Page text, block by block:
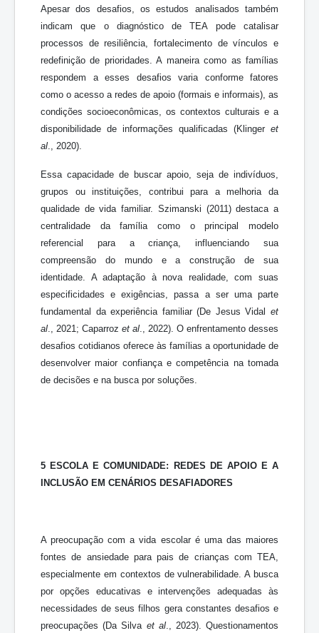
Apesar dos desafios, os estudos analisados também
indicam que o diagnóstico de TEA pode catalisar
processos de resiliência, fortalecimento de vínculos e
redefinição de prioridades. A maneira como as famílias
respondem a esses desafios varia conforme fatores
como o acesso a redes de apoio (formais e informais), as
condições socioeconômicas, os contextos culturais e a
disponibilidade de informações qualificadas (Klinger et
al ., 2020).
Essa capacidade de buscar apoio, seja de indivíduos,
grupos ou instituições, contribui para a melhoria da
qualidade de vida familiar. Szimanski (2011) destaca a
centralidade da família como o principal modelo
referencial para a criança, influenciando sua
compreensão do mundo e a construção de sua
identidade. A adaptação à nova realidade, com suas
especificidades e exigências, passa a ser uma parte
fundamental da experiência familiar (De Jesus Vidal et
al ., 2021; Caparroz et al ., 2022). O enfrentamento desses
desafios cotidianos oferece às famílias a oportunidade de
desenvolver maior confiança e competência na tomada
de decisões e na busca por soluções.
5 ESCOLA E COMUNIDADE: REDES DE APOIO E A
INCLUSÃO EM CENÁRIOS DESAFIADORES
A preocupação com a vida escolar é uma das maiores
fontes de ansiedade para pais de crianças com TEA,
especialmente em contextos de vulnerabilidade. A busca
por opções educativas e intervenções adequadas às
necessidades de seus filhos gera constantes desafios e
preocupações (Da Silva et al., 2023). Questionamentos